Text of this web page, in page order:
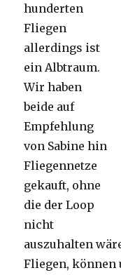
hunderten
Fliegen
allerdings ist
ein Albtraum.
Wir haben
beide auf
Empfehlung
von Sabine hin
Fliegennetze
gekauft, ohne
die der Loop
nicht
auszuhalten
Fliegen, können